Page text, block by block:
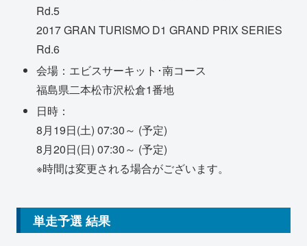
Rd.5
2017 GRAN TURISMO D1 GRAND PRIX SERIES
Rd.6
会場：エビスサーキット･南コース
福島県二本松市沢松倉1番地
日時：
8月19日(土) 07:30～ (予定)
8月20日(日) 07:30～ (予定)
※時間は変更される場合がございます。
単走予選 結果